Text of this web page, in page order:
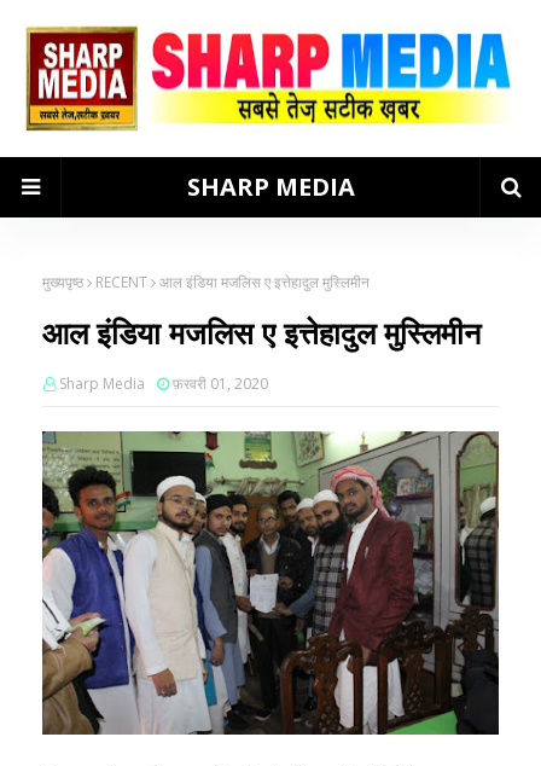
SHARP MEDIA
मुख्यपृष्ठ RECENT आल इंडिया मजलिस ए इत्तेहादुल मुस्लिमीन
आल इंडिया मजलिस ए इत्तेहादुल मुस्लिमीन
Sharp Media फ़रवरी 01, 2020